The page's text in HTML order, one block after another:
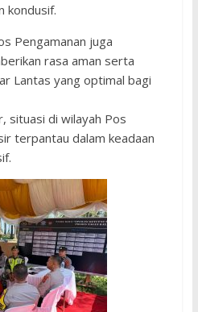
kondusif.
Pengamanan juga
rasa aman serta
Lantas yang optimal bagi
situasi di wilayah Pos
terpantau dalam keadaan